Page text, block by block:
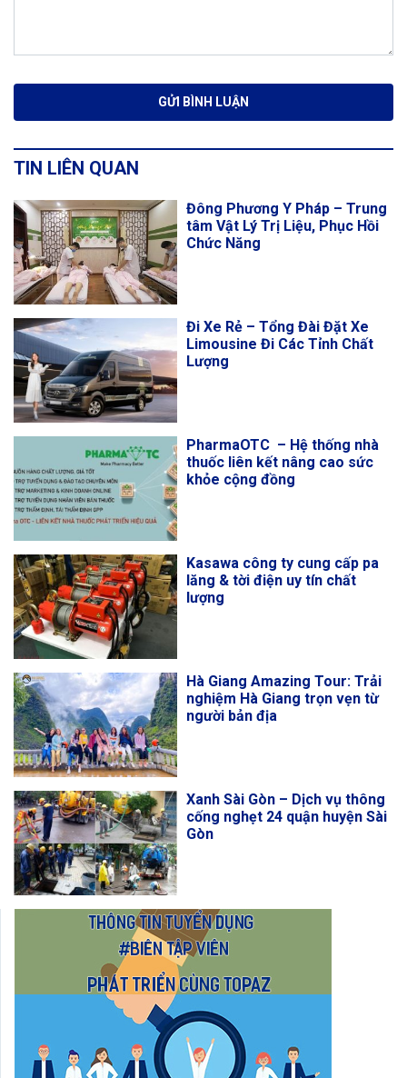
TIN LIÊN QUAN
Đông Phương Y Pháp – Trung
tâm Vật Lý Trị Liệu, Phục Hồi
Chức Năng
Đi Xe Rẻ – Tổng Đài Đặt Xe
Limousine Đi Các Tỉnh Chất
Lượng
PharmaOTC – Hệ thống nhà
thuốc liên kết nâng cao sức
khỏe cộng đồng
Kasawa công ty cung cấp pa
lăng & tời điện uy tín chất
lượng
Hà Giang Amazing Tour: Trải
nghiệm Hà Giang trọn vẹn từ
người bản địa
Xanh Sài Gòn – Dịch vụ thông
cống nghẹt 24 quận huyện Sài
Gòn